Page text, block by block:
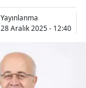
Yayınlanma
28 Aralık 2025 - 12:40